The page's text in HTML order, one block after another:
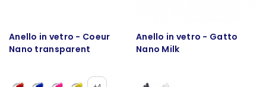
Anello in vetro - Coeur
Nano transparent
Anello in vetro - Gatto
Nano Milk